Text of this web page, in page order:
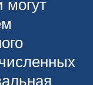
могут